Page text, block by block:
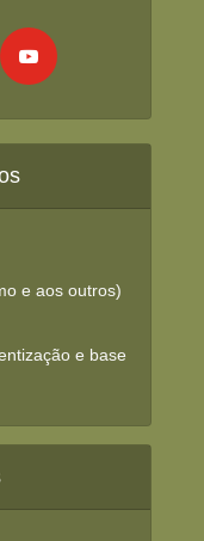
e aos outros)
e base